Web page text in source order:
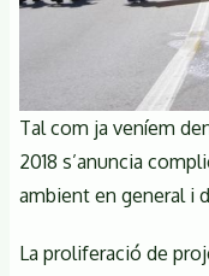
Tal com ja veníem
2018 s’anuncia
ambient en general i
La proliferació de